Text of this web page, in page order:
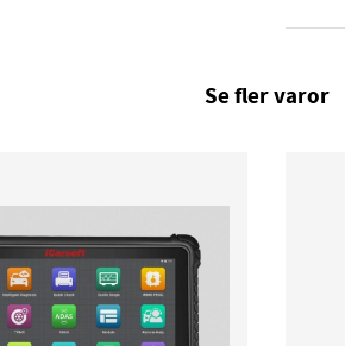
Se fler varor